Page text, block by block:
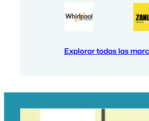
Explorar todas las